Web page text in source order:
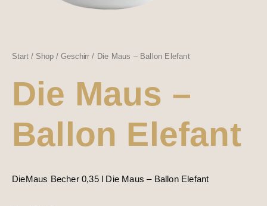
Start/ Shop/Geschirr / Die Maus – Ballon Elefant
Die Maus –
Ballon Elefant
DieMaus Becher 0,35 l Die Maus – Ballon Elefant